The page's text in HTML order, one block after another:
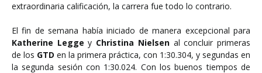
extraordinaria calificación, la carrera fue todo lo contrario.
El fin de semana había iniciado de manera excepcional para
Katherine Legge y Christina Nielsenal concluir primeras
de los GTD en la primera práctica, con 1:30.304, y segundas en
la segunda sesión con 1:30.024. Con los buenos tiempos de